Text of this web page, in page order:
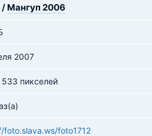
/ Мангуп 2006
2007
пикселей
foto.slava.ws/foto1712